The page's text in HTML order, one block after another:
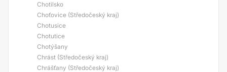
Chotilsko
Choťovice (Středočeský kraj)
Chotusice
Chotutice
Chotýšany
Chrást (Středočeský kraj)
Chrášťany (Středočeský kraj)